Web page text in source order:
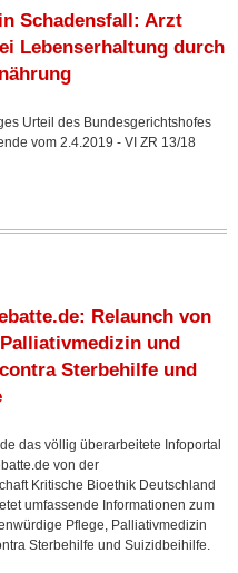
Schadensfall: Arzt
Lebenserhaltung durch
Urteil des Bundesgerichtshofes
vom 2.4.2019 - VI ZR 13/18
Relaunch von
und
Sterbehilfe und
das völlig überarbeitete Infoportal
von der
Kritische Bioethik Deutschland
umfassende Informationen zum
Pflege, Palliativmedizin
Sterbehilfe und Suizidbeihilfe.